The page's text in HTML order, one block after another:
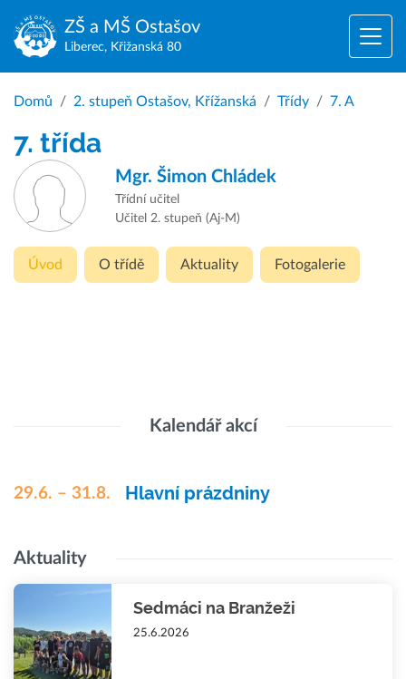
ZŠ a MŠ Ostašov
Liberec, Křižanská 80
Domů 2. stupeň Ostašov, Křížanská Třídy 7. A
7. třída
Mgr. Šimon Chládek
Třídní učitel
Učitel 2. stupeň (Aj-M)
Úvod O třídě Aktuality Fotogalerie
Kalendář akcí
29.6. – 31.8. Hlavní prázdniny
Aktuality
Sedmáci na Branžeži
25.6.2026